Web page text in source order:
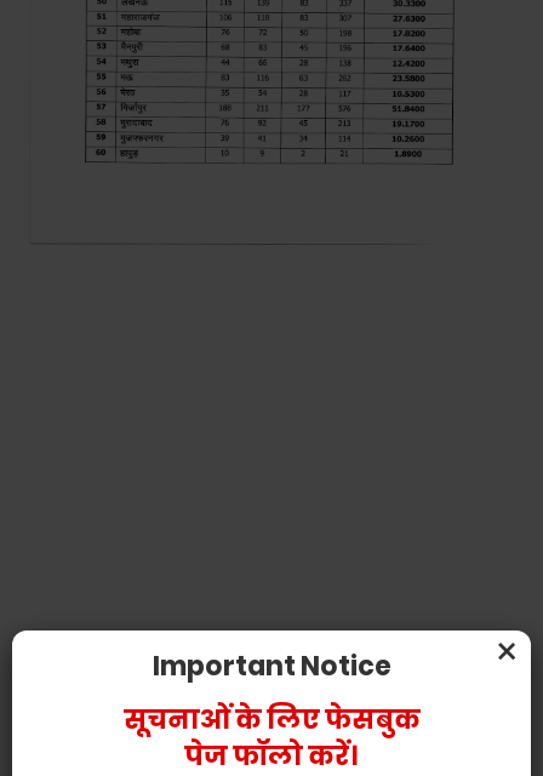
×
Important Notice
सूचनाओं के लिए फेसबुक
पेज फॉलो करें।